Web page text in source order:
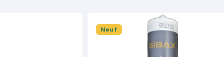
Neuf